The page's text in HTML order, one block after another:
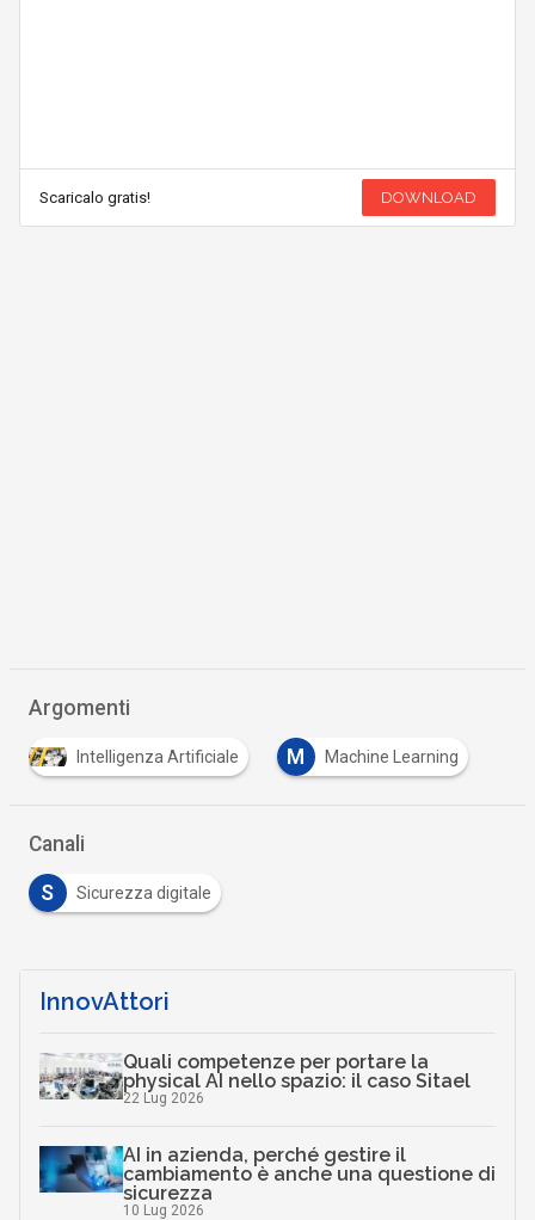
Scaricalo gratis! DOWNLOAD
Argomenti
Intelligenza Artificiale M Machine Learning
Canali
S Sicurezza digitale
InnovAttori
Quali competenze per portare la
physical AI nello spazio: il caso Sitael
22 Lug 2026
AI in azienda, perché gestire il
cambiamento è anche una questione di
sicurezza
10 Lug 2026